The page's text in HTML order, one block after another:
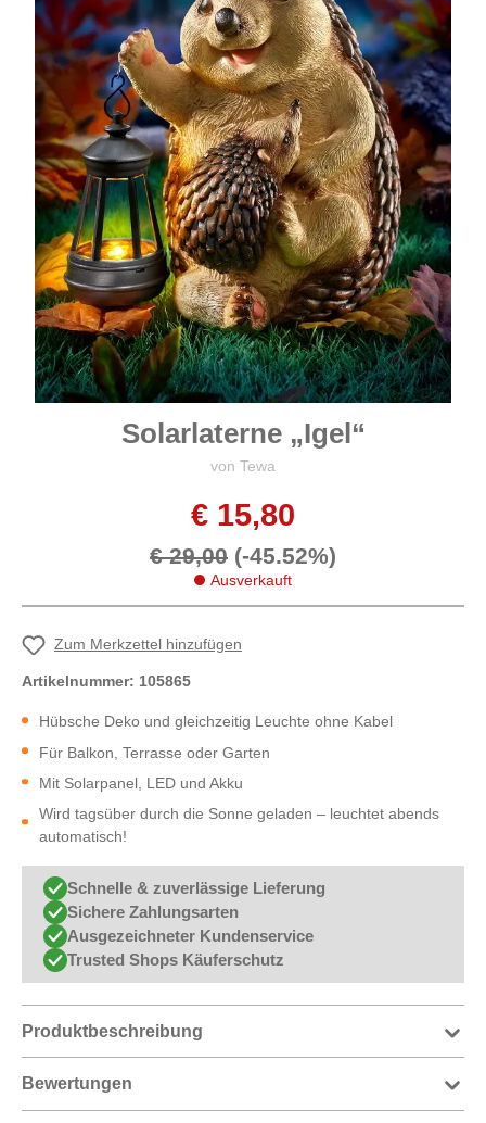
Solarlaterne „Igel“
von Tewa
€ 15,80
€ 29,00 (-45.52%)
Ausverkauft
Zum Merkzettel hinzufügen
Artikelnummer: 105865
Hübsche Deko und gleichzeitig Leuchte ohne Kabel
Für Balkon, Terrasse oder Garten
Mit Solarpanel, LED und Akku
Wird tagsüber durch die Sonne geladen – leuchtet abends
automatisch!
Schnelle & zuverlässige Lieferung
Sichere Zahlungsarten
Ausgezeichneter Kundenservice
Trusted Shops Käuferschutz
Produktbeschreibung
Bewertungen